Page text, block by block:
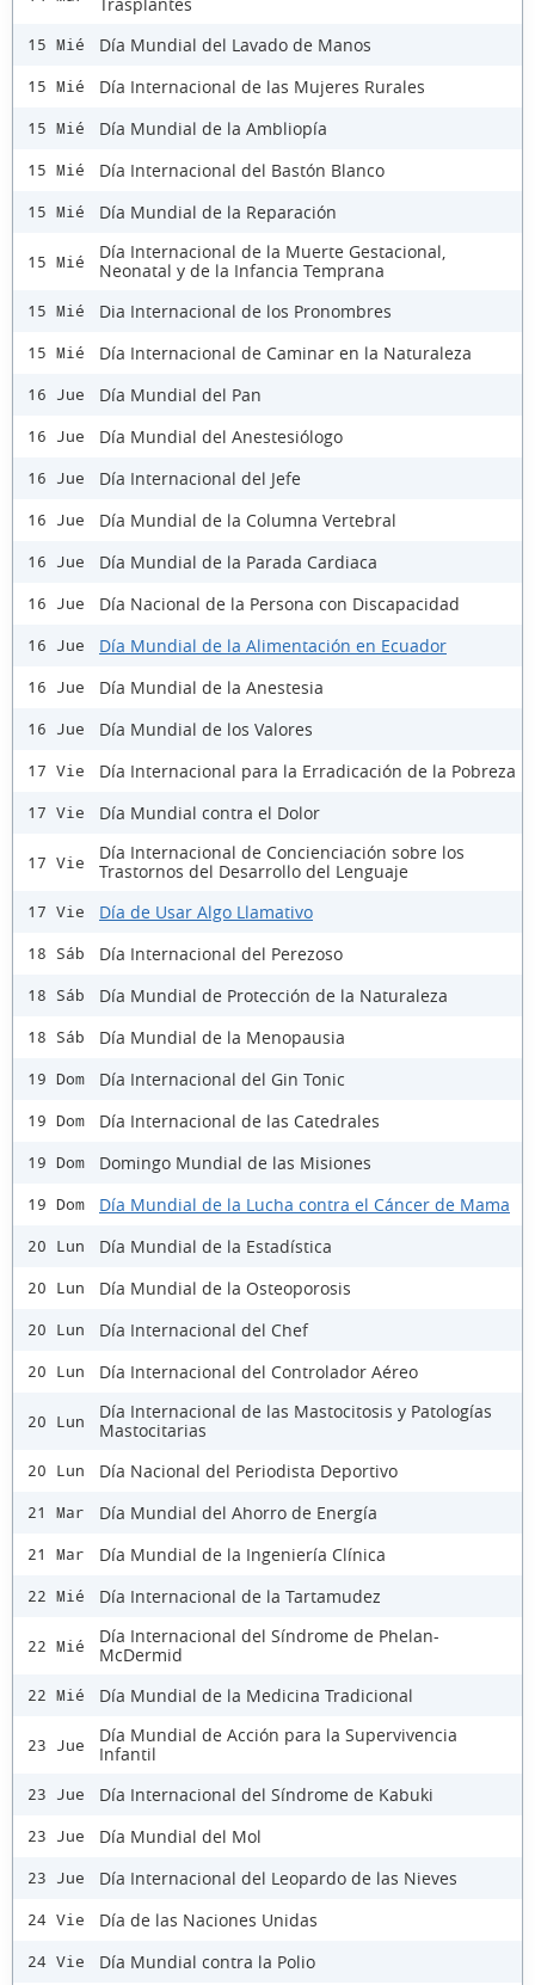
Trasplantes
15 Mié Día Mundial del Lavado de Manos
15 Mié Día Internacional de las Mujeres Rurales
15 Mié Día Mundial de la Ambliopía
15 Mié Día Internacional del Bastón Blanco
15 Mié Día Mundial de la Reparación
15 Mié
Día Internacional de la Muerte Gestacional,
Neonatal y de la Infancia Temprana
15 Mié Dia Internacional de los Pronombres
15 Mié Día Internacional de Caminar en la Naturaleza
16 Jue Día Mundial del Pan
16 Jue Día Mundial del Anestesiólogo
16 Jue Día Internacional del Jefe
16 Jue Día Mundial de la Columna Vertebral
16 Jue Día Mundial de la Parada Cardiaca
16 Jue Día Nacional de la Persona con Discapacidad
16 Jue Día Mundial de la Alimentación en Ecuador
16 Jue Día Mundial de la Anestesia
16 Jue Día Mundial de los Valores
17 Vie Día Internacional para la Erradicación de la Pobreza
17 Vie Día Mundial contra el Dolor
17 Vie
Día Internacional de Concienciación sobre los
Trastornos del Desarrollo del Lenguaje
17 Vie Día de Usar Algo Llamativo
18 Sáb Día Internacional del Perezoso
18 Sáb Día Mundial de Protección de la Naturaleza
18 Sáb Día Mundial de la Menopausia
19 Dom Día Internacional del Gin Tonic
19 Dom Día Internacional de las Catedrales
19 Dom Domingo Mundial de las Misiones
19 Dom Día Mundial de la Lucha contra el Cáncer de Mama
20 Lun Día Mundial de la Estadística
20 Lun Día Mundial de la Osteoporosis
20 Lun Día Internacional del Chef
20 Lun Día Internacional del Controlador Aéreo
20 Lun
Día Internacional de las Mastocitosis y Patologías
Mastocitarias
20 Lun Día Nacional del Periodista Deportivo
21 Mar Día Mundial del Ahorro de Energía
21 Mar Día Mundial de la Ingeniería Clínica
22 Mié Día Internacional de la Tartamudez
22 Mié
Día Internacional del Síndrome de Phelan-
McDermid
22 Mié Día Mundial de la Medicina Tradicional
23 Jue
Día Mundial de Acción para la Supervivencia
Infantil
23 Jue Día Internacional del Síndrome de Kabuki
23 Jue Día Mundial del Mol
23 Jue Día Internacional del Leopardo de las Nieves
24 Vie Día de las Naciones Unidas
24 Vie Día Mundial contra la Polio